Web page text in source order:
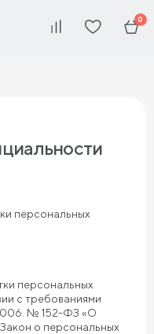
0
персональных
персональных
с требованиями
№ 152-ФЗ «О
о персональных